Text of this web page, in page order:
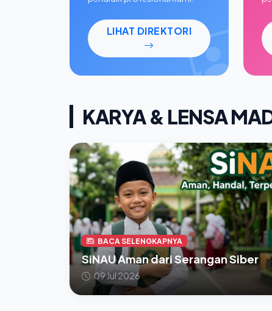
LIHAT DIREKTORI
KARYA & LENSA
BACA SELENGKAPNYA
SiNAU Aman dari Serangan Siber
09 Jul 2026